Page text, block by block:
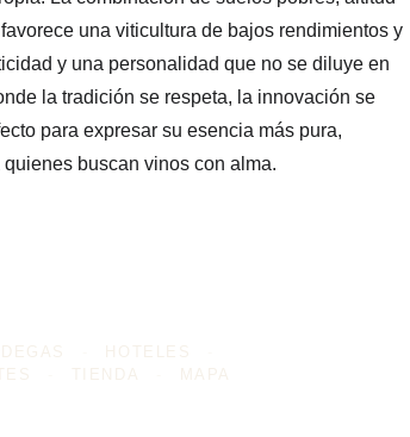
una viticultura de bajos rendimientos y
y una personalidad que no se diluye en
la tradición se respeta, la innovación se
para expresar su esencia más pura,
buscan vinos con alma.